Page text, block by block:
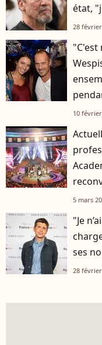
état,
28
10
5 mars
"Je
ses
28